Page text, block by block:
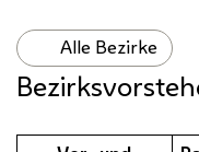
Alle Bezirke